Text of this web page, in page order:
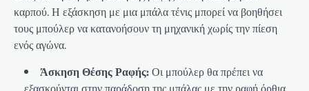
καρπού. Η εξάσκηση με μια μπάλα τένις μπορεί να βοηθήσει
τους μπούλερ να κατανοήσουν τη μηχανική χωρίς την πίεση
ενός αγώνα.
Άσκηση Θέσης Ραφής:Οι μπούλερ θα πρέπει να